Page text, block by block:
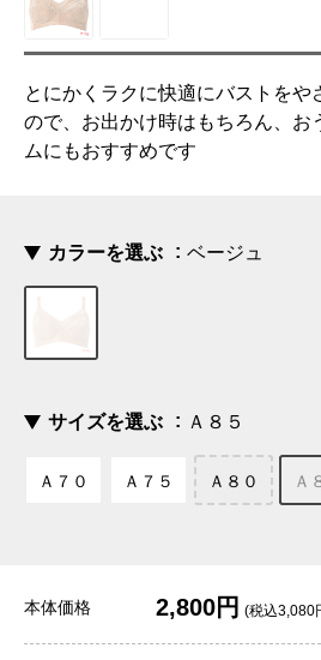
とにかくラクに快適にバストをや
ので、お出かけ時はもちろん、お
ムにもおすすめです
カラーを選ぶ ベージュ
サイズを選ぶ Ａ８５
Ａ７０ Ａ７５ Ａ８０ Ａ
本体価格 2,800円 (税込3,080